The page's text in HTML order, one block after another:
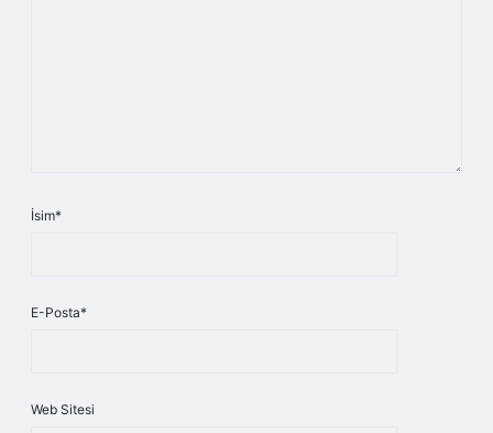
İsim*
E-Posta*
Web Sitesi